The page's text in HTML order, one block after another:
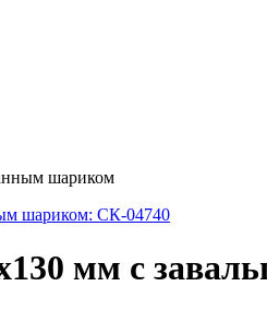
шариком
мм с